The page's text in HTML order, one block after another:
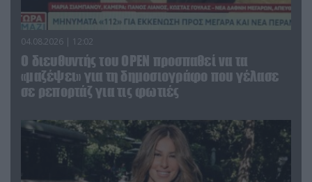
04.08.2026 | 12:02
O διευθυντής του OPEN προσπαθεί να τα
«μαζέψει» για τη δημοσιογράφο που γέλασε
σε ρεπορτάζ για τις φωτιές